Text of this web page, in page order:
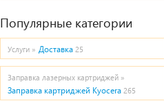
Популярные категории
Услуги » Доставка 25
Заправка лазерных картриджей »
Заправка картриджей Kyocera 265